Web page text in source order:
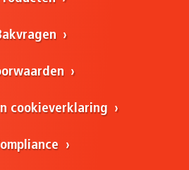
cookieverklaring